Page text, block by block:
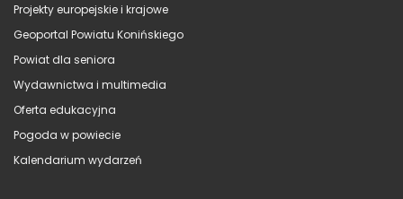
Projekty europejskie i krajowe
Geoportal Powiatu Konińskiego
Powiat dla seniora
Wydawnictwa i multimedia
Oferta edukacyjna
Pogoda w powiecie
Kalendarium wydarzeń